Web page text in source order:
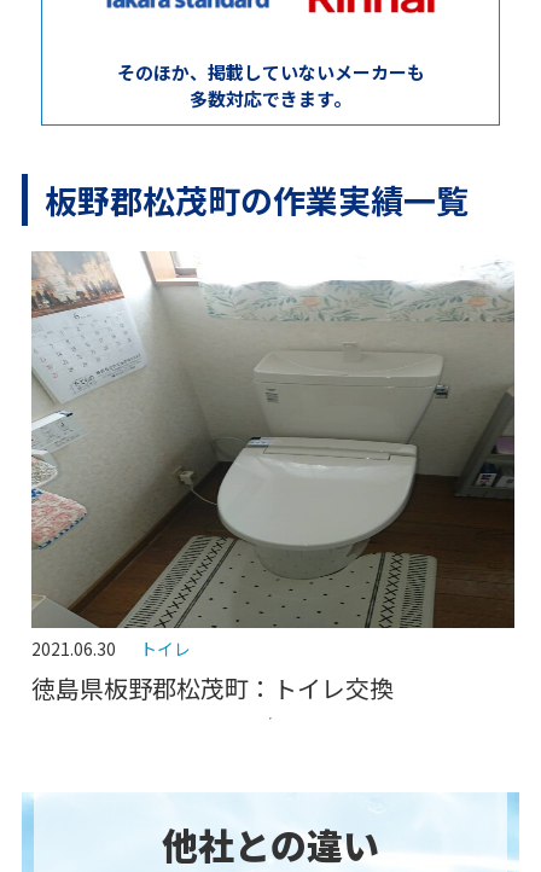
そのほか、掲載していないメーカーも
多数対応できます。
板野郡松茂町の作業実績一覧
2021.06.30 トイレ
徳島県板野郡松茂町：トイレ交換
他社との違い